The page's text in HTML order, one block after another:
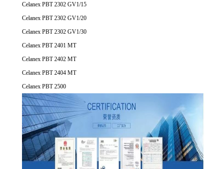
Celanex PBT 2302 GV1/15
Celanex PBT 2302 GV1/20
Celanex PBT 2302 GV1/30
Celanex PBT 2401 MT
Celanex PBT 2402 MT
Celanex PBT 2404 MT
Celanex PBT 2500